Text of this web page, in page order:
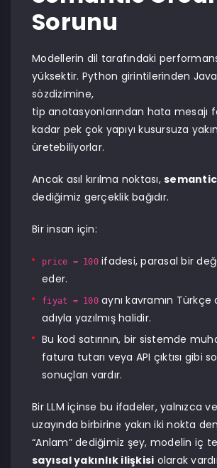
Sorunu
Modellerin dil tarafındaki
yüksektir. Python girintilerinden
sözdizimine,
tip anotasyonlarından hata mesajı
kadar pek çok yapıyı kusursuza
üretebiliyorlar.
Ancak asıl kırılma noktası,
dediğimiz gerçeklik bağıdır.
Bir insan için:
price = 100ifadesi, parasal bir
eder.
fiyat = 100aynı kavramın Türkçe
adıyla yazılmış halidir.
Bu kod satırının, bir sistemde
fatura tutarı veya API çıktısı gibi
sonuçları vardır.
Bir LLM içinse bu ifadeler, yalnızca
uzayında birbirine yakın iki nokta
“Anlam” dediğimiz şey, modelin iç
sayısal yakınlık ilişkisi olarak